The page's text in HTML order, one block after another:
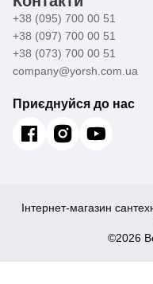
+38 (095) 700 00 51
+38 (097) 700 00 51
+38 (073) 700 00 51
company@yorsh.com.ua
Приєднуйся до нас
Інтернет-магазин
©2026